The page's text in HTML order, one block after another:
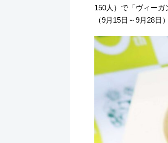
150人）で「ヴィー
（9月15日～9月28日